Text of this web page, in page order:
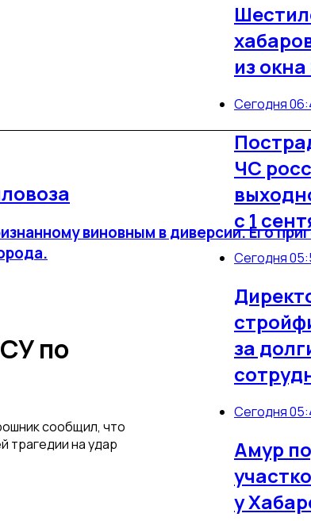
из
Сегодня
ЧС
с 1
Сегодня
за
Сегодня
Амур
у
виновным в диверсии. Его
по
сообщил, что
трагедии на удар